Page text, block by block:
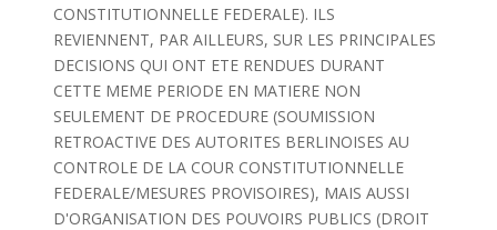
CONSTITUTIONNELLE FEDERALE). ILS
REVIENNENT, PAR AILLEURS, SUR LES PRINCIPALES
DECISIONS QUI ONT ETE RENDUES DURANT
CETTE MEME PERIODE EN MATIERE NON
SEULEMENT DE PROCEDURE (SOUMISSION
RETROACTIVE DES AUTORITES BERLINOISES AU
CONTROLE DE LA COUR CONSTITUTIONNELLE
FEDERALE/MESURES PROVISOIRES), MAIS AUSSI
D'ORGANISATION DES POUVOIRS PUBLICS (DROIT